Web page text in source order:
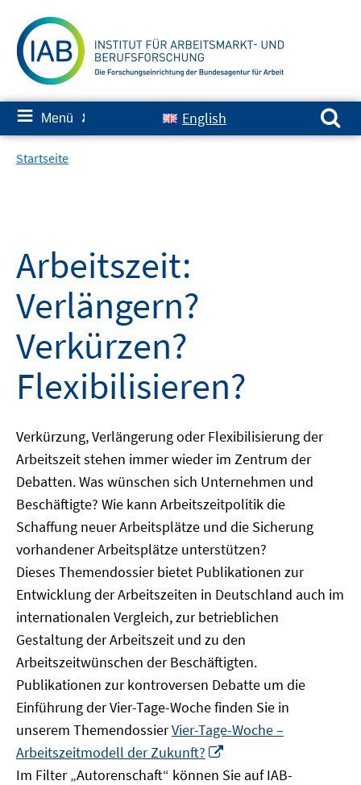
zum
Inhalt
≡ Menü ✘ English
Suchen nach:
Startseite
Arbeitszeit:
Verlängern?
Verkürzen?
Flexibilisieren?
Verkürzung, Verlängerung oder Flexibilisierung der
Arbeitszeit stehen immer wieder im Zentrum der
Debatten. Was wünschen sich Unternehmen und
Beschäftigte? Wie kann Arbeitszeitpolitik die
Schaffung neuer Arbeitsplätze und die Sicherung
vorhandener Arbeitsplätze unterstützen?
Dieses Themendossier bietet Publikationen zur
Entwicklung der Arbeitszeiten in Deutschland auch im
internationalen Vergleich, zur betrieblichen
Gestaltung der Arbeitszeit und zu den
Arbeitszeitwünschen der Beschäftigten.
Publikationen zur kontroversen Debatte um die
Einführung der Vier-Tage-Woche finden Sie in
unserem ThemendossierVier-Tage-Woche –
Arbeitszeitmodell der Zukunft?
neuem
Im Filter „Autorenschaft“ können Sie auf IAB-